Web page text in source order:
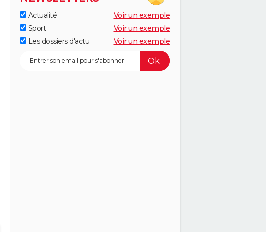
Actualité
Voir un exemple
Sport
Voir un exemple
Les dossiers d'actu
Voir un exemple